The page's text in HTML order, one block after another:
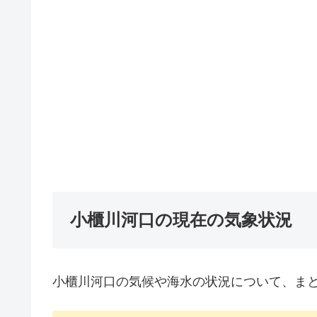
小櫃川河口の現在の気象状況
小櫃川河口の気候や海水の状況について、ま